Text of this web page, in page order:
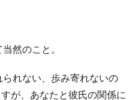
然のこと。
れない、歩み寄れないの
が、あなたと彼氏の関係に